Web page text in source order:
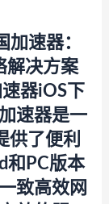
速器：
解决方案
器iOS下
速器是一
供了便利
和PC版本
致高效网